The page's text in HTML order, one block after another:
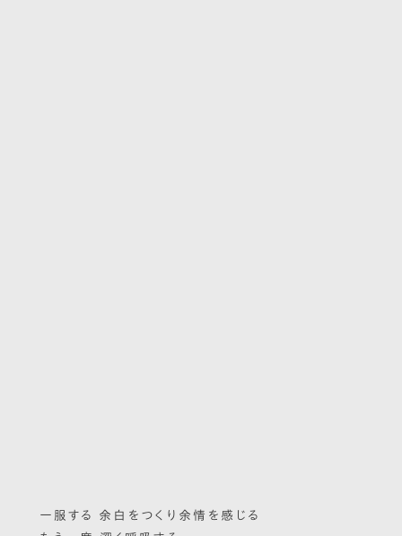
一服する 余白をつくり余情を感じる